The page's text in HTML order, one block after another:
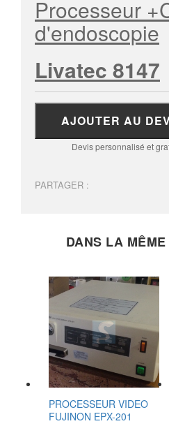
Processeur
d'endoscopie
Livatec 8147
AJOUTER AU
Devis personnalisé et
PARTAGER :
DANS LA
PROCESSEUR VIDEO
FUJINON EPX-201